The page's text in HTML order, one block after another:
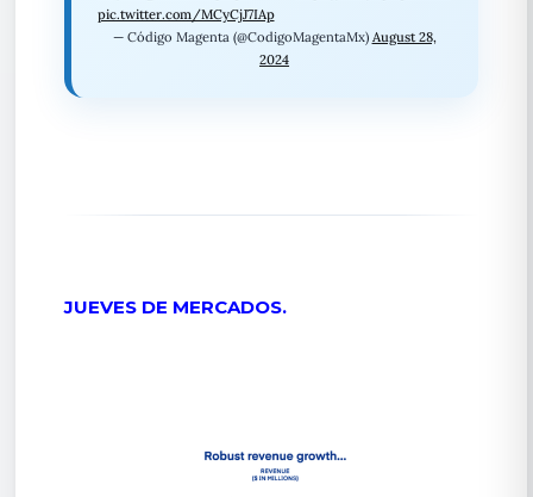
pic.twitter.com/MCyCjJ7IAp
— Código Magenta (@CodigoMagentaMx) August 28,
2024
JUEVES DE MERCADOS.